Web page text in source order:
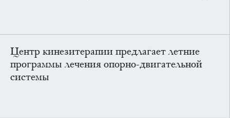
Центр кинезитерапии предлагает летние
программы лечения опорно-двигательной
системы